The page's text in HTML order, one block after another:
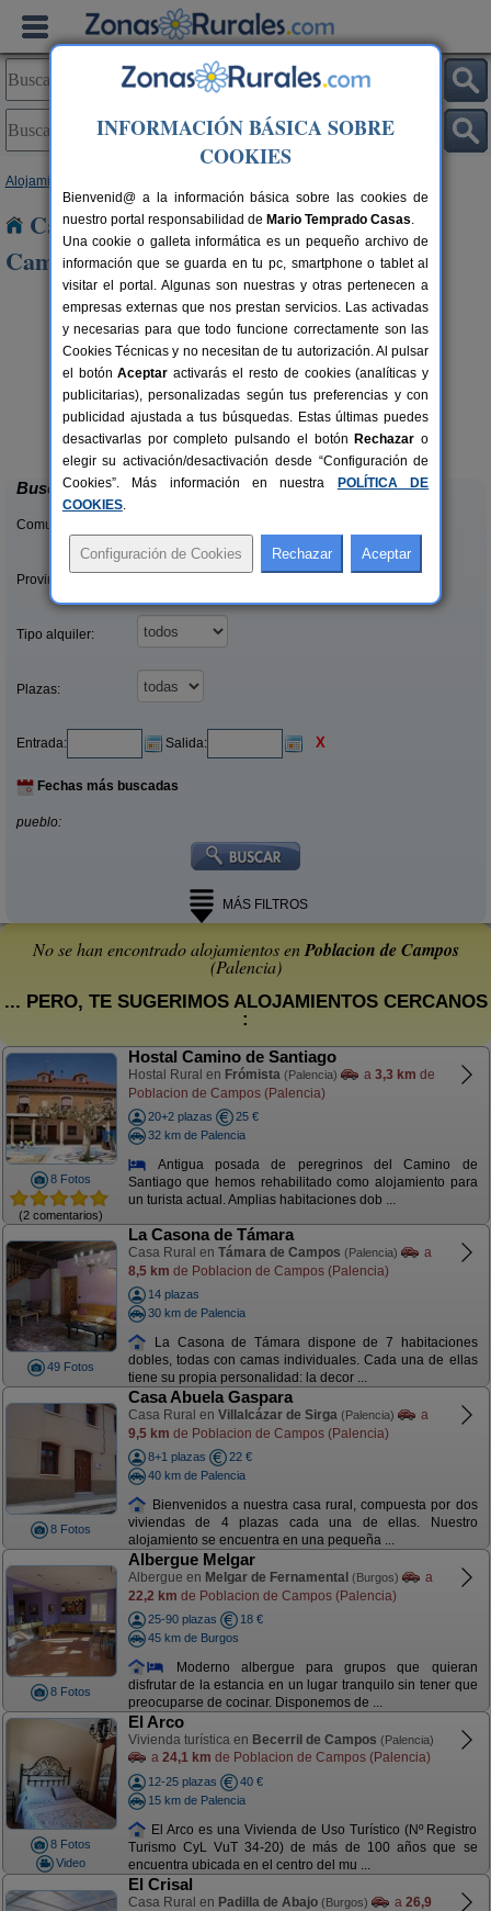
Alojamientos
Casas Rurales cerca de Poblacion de
Campos
10+1 pers.
desde30 €
Casa Calderón
Brañosera (Palencia)
Buscar
Comunidades:
Provincias/Islas:
Tipo alquiler:
Plazas:
Entrada: Salida: X
Fechas más buscadas
pueblo:
MÁS FILTROS
No se han encontrado alojamientos enPoblacion de Campos
(Palencia)
... PERO, TE SUGERIMOS ALOJAMIENTOS CERCANOS
:
8 Fotos
(2 comentarios)
Hostal Camino de Santiago
Hostal Rural en Frómista (Palencia) a 3,3 km de
Poblacion de Campos (Palencia)
20+2 plazas
25 €
32 km de Palencia
Antigua posada de peregrinos del Camino de
Santiago que hemos rehabilitado como alojamiento para
un turista actual. Amplias habitaciones dob ...
49 Fotos
La Casona de Támara
Casa Rural en Támara de Campos (Palencia)
a
8,5 km de Poblacion de Campos (Palencia)
14 plazas
30 km de Palencia
La Casona de Támara dispone de 7 habitaciones
dobles, todas con camas individuales. Cada una de ellas
tiene su propia personalidad: la decor ...
8 Fotos
Casa Abuela Gaspara
Casa Rural en Villalcázar de Sirga (Palencia)
a
9,5 km de Poblacion de Campos (Palencia)
8+1 plazas
22 €
40 km de Palencia
Bienvenidos a nuestra casa rural, compuesta por dos
viviendas de 4 plazas cada una de ellas. Nuestro
alojamiento se encuentra en una pequeña ...
8 Fotos
Albergue Melgar
Albergue en Melgar de Fernamental (Burgos)
a
22,2 km de Poblacion de Campos (Palencia)
25-90 plazas
18 €
45 km de Burgos
Moderno albergue para grupos que quieran
disfrutar de la estancia en un lugar tranquilo sin tener que
preocuparse de cocinar. Disponemos de ...
8 Fotos
Video
El Arco
Vivienda turística en Becerril de Campos (Palencia)
a 24,1 km de Poblacion de Campos (Palencia)
12-25 plazas
40 €
15 km de Palencia
El Arco es una Vivienda de Uso Turístico (Nº Registro
Turismo CyL VuT 34-20) de más de 100 años que se
encuentra ubicada en el centro del mu ...
El Crisal
Casa Rural en Padilla de Abajo (Burgos) a 26,9
INFORMACIÓN BÁSICA SOBRE
COOKIES
Bienvenid@ a la información básica sobre las cookies de
nuestro portal responsabilidad de Mario Temprado Casas.
Una cookie o galleta informática es un pequeño archivo de
información que se guarda en tu pc, smartphone o tablet al
visitar el portal. Algunas son nuestras y otras pertenecen a
empresas externas que nos prestan servicios. Las activadas
y necesarias para que todo funcione correctamente son las
Cookies Técnicas y no necesitan de tu autorización. Al pulsar
el botónAceptar activarás el resto de cookies (analíticas y
publicitarias), personalizadas según tus preferencias y con
publicidad ajustada a tus búsquedas. Estas últimas puedes
desactivarlas por completo pulsando el botón Rechazar o
elegir su activación/desactivación desde “Configuración de
Cookies”. Más información en nuestra
POLÍTICA DE
COOKIES.